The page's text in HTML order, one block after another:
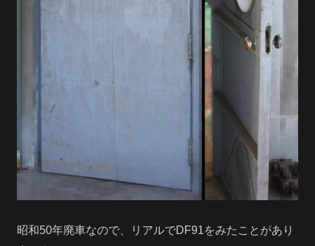
昭和50年廃車なので、リアルでDF91をみたことがあり